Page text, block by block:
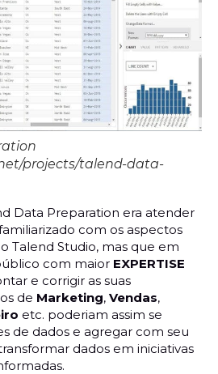
projects/talend-data-
Data Preparation era atender
com os aspectos
Talend Studio, mas que em
com maior EXPERTISE
e corrigir as suas
de Marketing, Vendas,
etc. poderiam assim se
de dados e agregar com seu
dados em iniciativas